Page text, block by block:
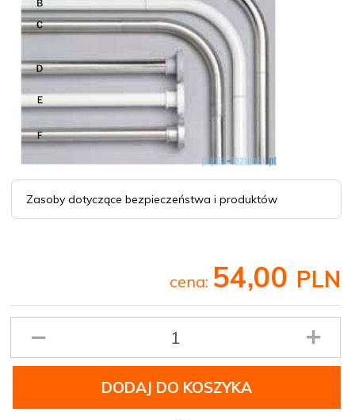
Zasoby dotyczące bezpieczeństwa i produktów
cena: 54,00 PLN
produktu
DODAJ DO KOSZYKA